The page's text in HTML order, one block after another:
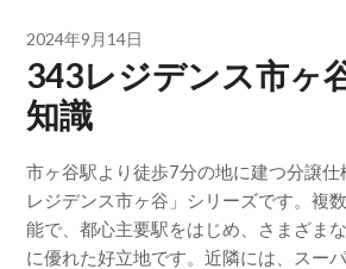
2024年9月14日
343レジデンス市ヶ
知識
市ヶ谷駅より徒歩7分の地に建つ分譲
レジデンス市ヶ谷」シリーズです。複
能で、都心主要駅をはじめ、さまざま
に優れた好立地です。近隣には、スー